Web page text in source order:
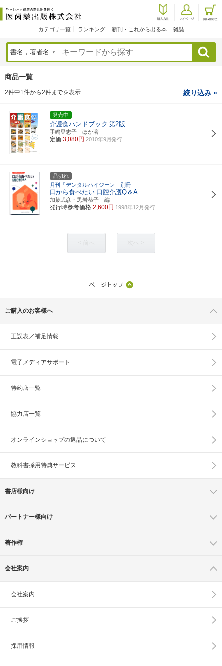
カテゴリ一覧 ランキング 新刊・これから出る本 雑誌
検索
商品一覧
2件中1件から2件までを表示 絞り込み »
発売中
介護食ハンドブック 第2版
手嶋登志子 ほか著
定価 3,080円 2010年9月発行
品切れ
月刊「デンタルハイジーン」別冊
口から食べたい 口腔介護Q＆A
加藤武彦・黒岩恭子 編
発行時参考価格 2,600円 1998年12月発行
ご購入のお客様へ
正誤表／補足情報
電子メディアサポート
特約店一覧
協力店一覧
オンラインショップの返品について
教科書採用特典サービス
書店様向け
パートナー様向け
著作権
会社案内
会社案内
ご挨拶
採用情報